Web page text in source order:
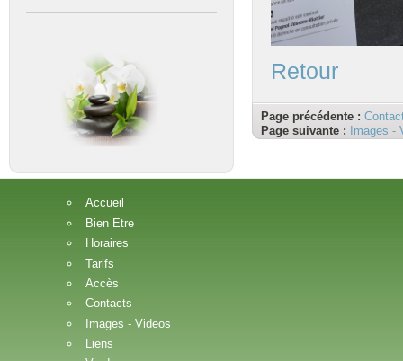
Retour
Page précédente :
Page suivante :
Images -
Accueil
Bien Etre
Horaires
Tarifs
Accès
Contacts
Images - Videos
Liens